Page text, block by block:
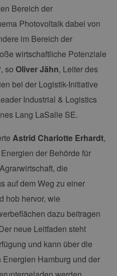
Bereich der
Photovoltaik dabei von
im Bereich der
wirtschaftliche Potenziale
so Oliver Jähn, Leiter des
bei der Logistik-Initiative
Industrial & Logistics
Lang LaSalle SE.
Astrid Charlotte Erhardt,
der Behörde für
die
auf dem Weg zu einer
hob hervor, wie
dazu beitragen
neue Leitfaden steht
und kann über die
Hamburg und der